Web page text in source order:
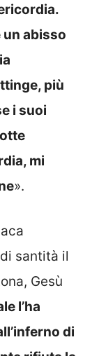
abisso
più
i suoi
mi
».
santità il
Gesù
l’ha
di